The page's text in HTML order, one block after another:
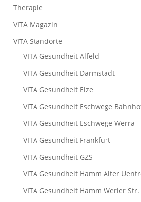
Therapie
VITA Magazin
VITA Standorte
VITA Gesundheit Alfeld
VITA Gesundheit Darmstadt
VITA Gesundheit Elze
VITA Gesundheit Eschwege
VITA Gesundheit Eschwege Werra
VITA Gesundheit Frankfurt
VITA Gesundheit GZS
VITA Gesundheit Hamm Alter
VITA Gesundheit Hamm Werler Str.